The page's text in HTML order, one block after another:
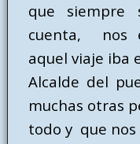
que siempre
cuenta, nos
aquel viaje iba
Alcalde del
muchas otras
todo y que nos